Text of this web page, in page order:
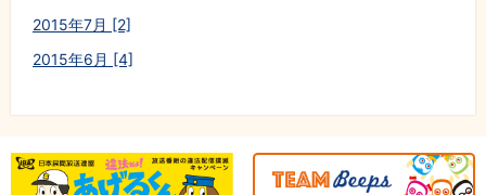
2015年7月 [2]
2015年6月 [4]